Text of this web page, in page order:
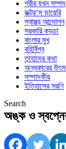
শরীর যখন সম্পদ
ডক্টর’স ডায়েরি
স্বাস্থ্য আন্দোলন
সরকারি কড়চা
বাংলার মুখ
বহির্বিশ্ব
তাহাদের কথা
অন্ধকারের
সম্পাদকীয়
ইতিহাসের সরণি
Search
অঙ্ক ও